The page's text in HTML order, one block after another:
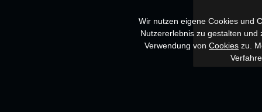
Wir nutzen eigene Cookies und
Nutzererlebnis zu gestalten
Verwendung von Cookies zu.